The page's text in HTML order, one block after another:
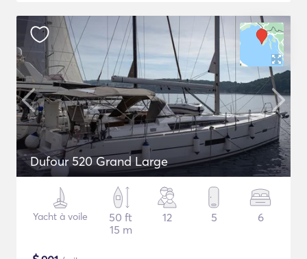
Dufour 520 Grand Large
Yacht à voile
50 ft
15 m
12 5 6